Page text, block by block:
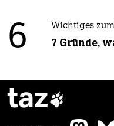
6 Wichtiges
7 Gründe,
taz